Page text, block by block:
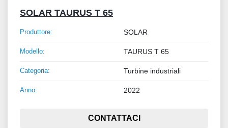
SOLAR TAURUS T 65
Produttore: SOLAR
Modello: TAURUS T 65
Categoria: Turbine industriali
Anno: 2022
CONTATTACI